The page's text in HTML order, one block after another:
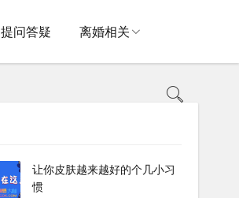
提问答疑 离婚相关
让你皮肤越来越好的个几小习
惯